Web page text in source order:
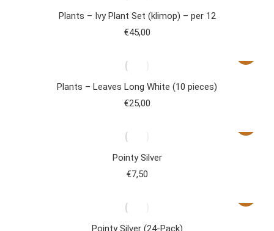
Plants – Ivy Plant Set (klimop) – per 12
€45,00
Plants – Leaves Long White (10 pieces)
€25,00
Pointy Silver
€7,50
Pointy Silver (24-Pack)